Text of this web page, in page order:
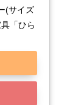
(サイズ
「ひら